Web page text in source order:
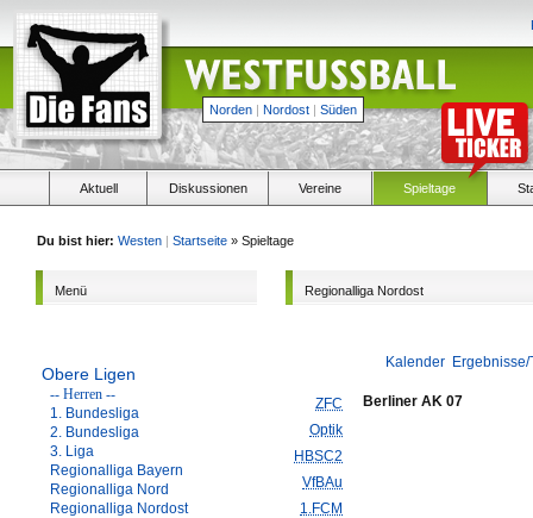
Norden | Nordost | Süden
Aktuell Diskussionen Vereine Spieltage
Du bist hier: Westen | Startseite » Spieltage
Menü
Obere Ligen
-- Herren --
1. Bundesliga
2. Bundesliga
3. Liga
Regionalliga Bayern
Regionalliga Nord
Regionalliga Nordost
Regionalliga Nordost
Kalender
ZFC
Optik
HBSC2
VfBAu
1.FCM
Berliner AK 07